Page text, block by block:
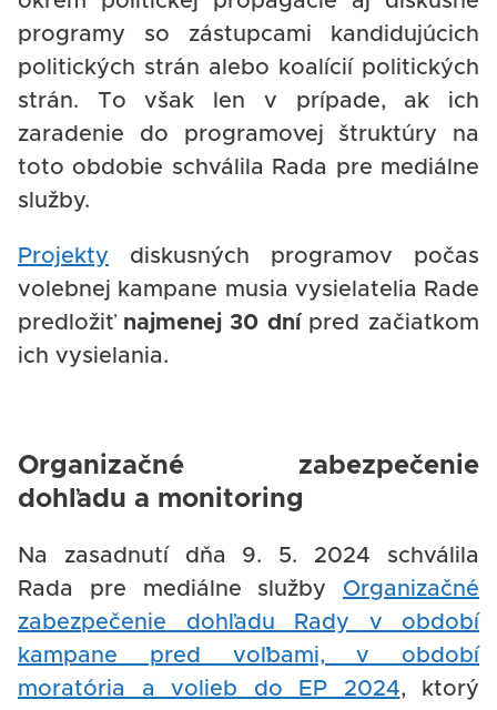
programy so zástupcami kandidujúcich
politických strán alebo koalícií politických
strán. To však len v prípade, ak ich
zaradenie do programovej štruktúry na
toto obdobie schválila Rada pre mediálne
služby.
Projekty diskusných programov počas
volebnej kampane musia vysielatelia Rade
predložiť najmenej 30 dní pred začiatkom
ich vysielania.
Organizačné zabezpečenie
dohľadu a monitoring
Na zasadnutí dňa 9. 5. 2024 schválila
Rada pre mediálne služby Organizačné
zabezpečenie dohľadu Rady v období
kampane pred voľbami, v období
moratória a volieb do EP 2024, ktorý